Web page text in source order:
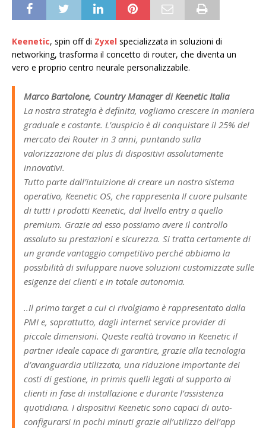
Keenetic, spin off di Zyxel specializzata in soluzioni di
networking, trasforma il concetto di router, che diventa un
vero e proprio centro neurale personalizzabile.
Marco Bartolone, Country Manager di Keenetic Italia
La nostra strategia è definita, vogliamo crescere in maniera
graduale e costante. L’auspicio è di conquistare il 25% del
mercato dei Router in 3 anni, puntando sulla
valorizzazione dei plus di dispositivi assolutamente
innovativi.
Tutto parte dall’intuizione di creare un nostro sistema
operativo, Keenetic OS, che rappresenta Il cuore pulsante
di tutti i prodotti Keenetic, dal livello entry a quello
premium. Grazie ad esso possiamo avere il controllo
assoluto su prestazioni e sicurezza. Si tratta certamente di
un grande vantaggio competitivo perché abbiamo la
possibilità di sviluppare nuove soluzioni customizzate sulle
esigenze dei clienti e in totale autonomia.
..Il primo target a cui ci rivolgiamo è rappresentato dalla
PMI e, soprattutto, dagli internet service provider di
piccole dimensioni. Queste realtà trovano in Keenetic il
partner ideale capace di garantire, grazie alla tecnologia
d’avanguardia utilizzata, una riduzione importante dei
costi di gestione, in primis quelli legati al supporto ai
clienti in fase di installazione e durante l’assistenza
quotidiana. I dispositivi Keenetic sono capaci di auto-
configurarsi in pochi minuti grazie all’utilizzo dell’app